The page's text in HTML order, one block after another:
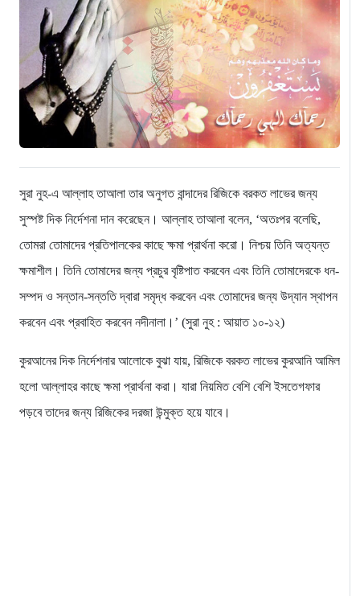
সুরা নুহ-এ আল্লাহ তাআলা তার অনুগত বান্দাদের রিজিকে বরকত লাভের জন্য
সুস্পষ্ট দিক নির্দেশনা দান করেছেন। আল্লাহ তাআলা বলেন, ‘অতঃপর বলেছি,
তোমরা তোমাদের প্রতিপালকের কাছে ক্ষমা প্রার্থনা করো। নিশ্চয় তিনি অত্যন্ত
ক্ষমাশীল। তিনি তোমাদের জন্য প্রচুর বৃষ্টিপাত করবেন এবং তিনি তোমাদেরকে ধন-
সম্পদ ও সন্তান-সন্ততি দ্বারা সমৃদ্ধ করবেন এবং তোমাদের জন্য উদ্যান স্থাপন
করবেন এবং প্রবাহিত করবেন নদীনালা।’ (সুরা নুহ : আয়াত ১০-১২)
কুরআনের দিক নির্দেশনার আলোকে বুঝা যায়, রিজিকে বরকত লাভের কুরআনি আমিল
হলো আল্লাহর কাছে ক্ষমা প্রার্থনা করা। যারা নিয়মিত বেশি বেশি ইসতেগফার
পড়বে তাদের জন্য রিজিকের দরজা উন্মুক্ত হয়ে যাবে।